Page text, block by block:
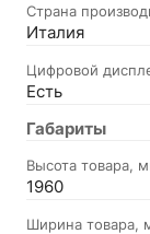
Страна
Италия
Цифровой
Есть
Габариты
Высота товара,
1960
Ширина товара,